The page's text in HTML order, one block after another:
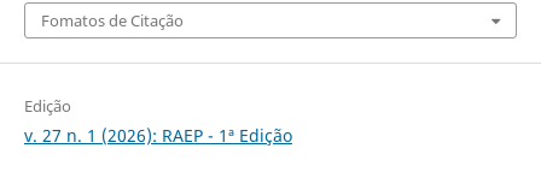
Fomatos de Citação
Edição
v. 27 n. 1 (2026): RAEP - 1ª Edição